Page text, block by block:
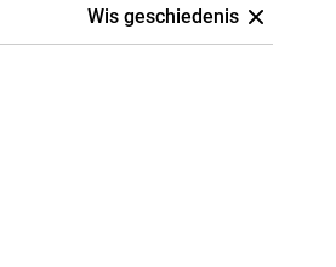
Wis geschiedenis